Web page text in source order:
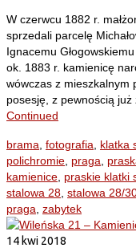
W czerwcu 1882 r.
sprzedali parcelę
Ignacemu
ok. 1883 r. kamienicę
wówczas z mieszkalnym
posesję, z pewnością już
Continued
brama fotografia klatka
polichromie praga
kamienice praskie klatki
stalowa 28 stalowa 28/
praga zabytek
14 kwi 2018